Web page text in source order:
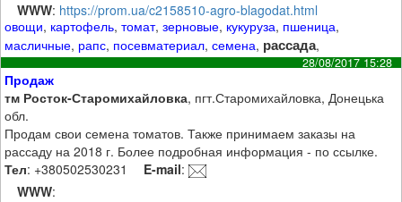
WWW: https://prom.ua/c2158510-agro-blagodat.html
овощи, картофель,томат,зерновые, кукуруза, пшеница,
масличные, рапс, посевматериал,семена, рассада,
28/08/2017 15:28
Продаж
тм Росток-Старомихайловка, пгт.Старомихайловка, Донецька
обл.
Продам свои семена томатов. Также принимаем заказы на
рассаду на 2018 г. Более подробная информация - по ссылке.
Тел: +380502530231 E-mail:
WWW: